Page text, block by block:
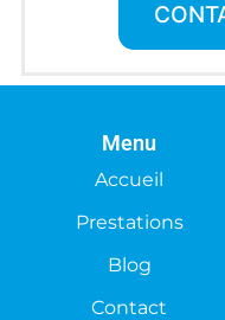
Menu
Accueil
Prestations
Blog
Contact